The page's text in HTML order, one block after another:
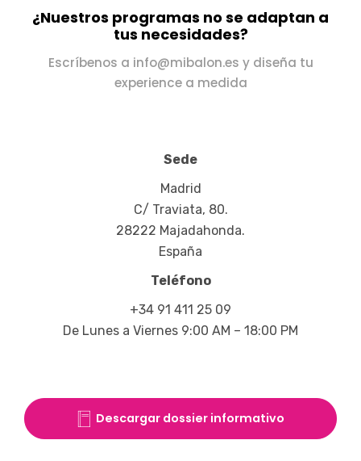
¿Nuestros programas no se adaptan a
tus necesidades?
Escríbenos a info@mibalon.es y diseña tu
experience a medida
Sede
Madrid
C/ Traviata, 80.
28222 Majadahonda.
España
Teléfono
+34 91 411 25 09
De Lunes a Viernes 9:00 AM – 18:00 PM
Descargar dossier informativo